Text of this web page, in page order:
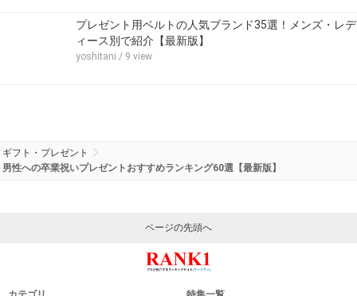
プレゼント用ベルトの人気ブランド35選！メンズ・レデ
ィース別で紹介【最新版】
yoshitani / 9 view
ギフト・プレゼント
男性への卒業祝いプレゼントおすすめランキング60選【最新版】
ページの先頭へ